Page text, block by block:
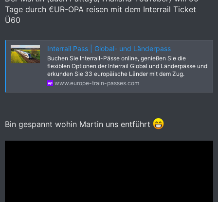
Tage durch €UR-OPA reisen mit dem Interrail Ticket
Ü60
Interrail Pass | Global- und Länderpass
Buchen Sie Interrail-Pässe online, genießen Sie die
flexiblen Optionen der Interrail Global und Länderpässe und
erkunden Sie 33 europäische Länder mit dem Zug.
www.europe-train-passes.com
Bin gespannt wohin Martin uns entführt